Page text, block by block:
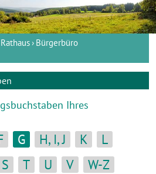
Bürgerbüro
Ihres
G H, I, J K
L
S T U V W-Z